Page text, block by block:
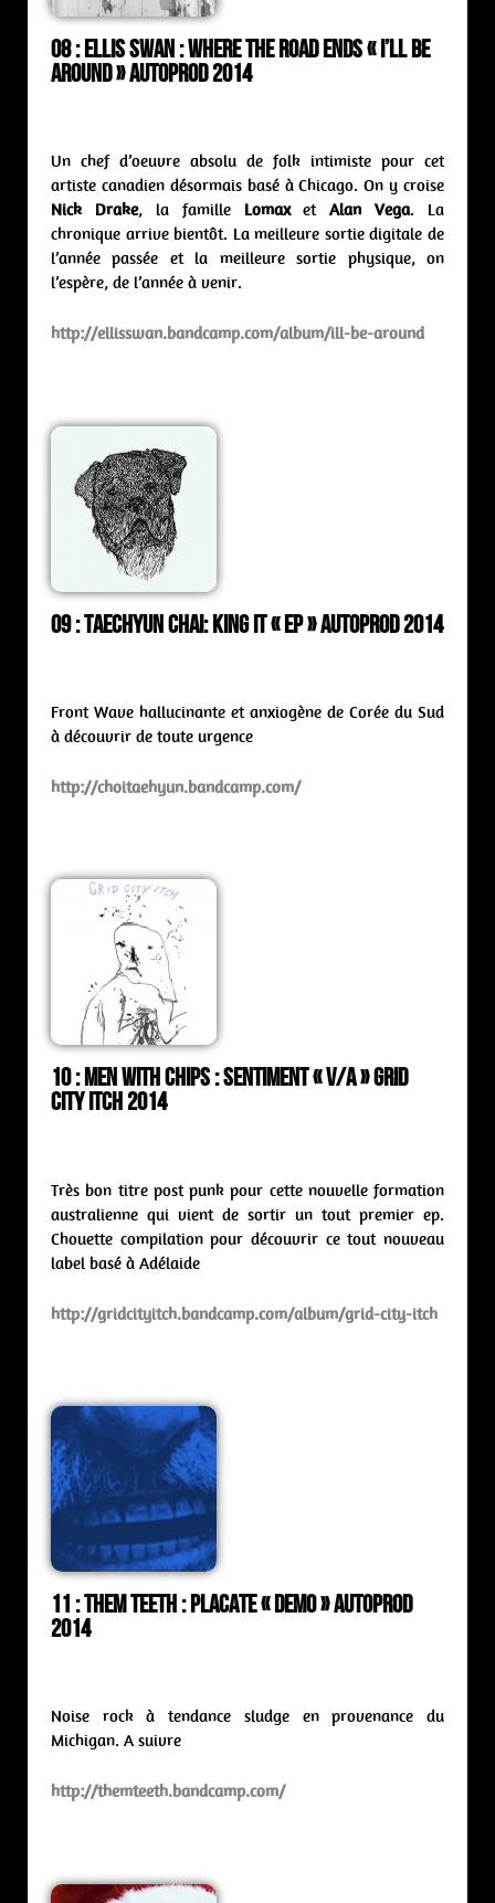
08 : Ellis Swan : where the road ends « I’ll Be
Around » Autoprod 2014
Un chef d’oeuvre absolu de folk intimiste pour cet
artiste canadien désormais basé à Chicago. On y croise
Nick Drake, la familleLomaxetAlan Vega. La
chronique arrive bientôt. La meilleure sortie digitale de
l’année passée et la meilleure sortie physique, on
l’espère, de l’année à venir.
http://ellisswan.bandcamp.com/album/ill-be-around
09 : Taechyun Chai: king it « ep » Autoprod 2014
Front Wave hallucinante et anxiogène de Corée du Sud
à découvrir de toute urgence
http://choitaehyun.bandcamp.com/
10 : Men With Chips : sentiment « V/A » Grid
City Itch 2014
Très bon titre post punk pour cette nouvelle formation
australienne qui vient de sortir un tout premier ep.
Chouette compilation pour découvrir ce tout nouveau
label basé à Adélaide
http://gridcityitch.bandcamp.com/album/grid-city-itch
11 : Them Teeth : placate « demo » Autoprod
2014
Noise rock à tendance sludge en provenance du
Michigan. A suivre
http://themteeth.bandcamp.com/